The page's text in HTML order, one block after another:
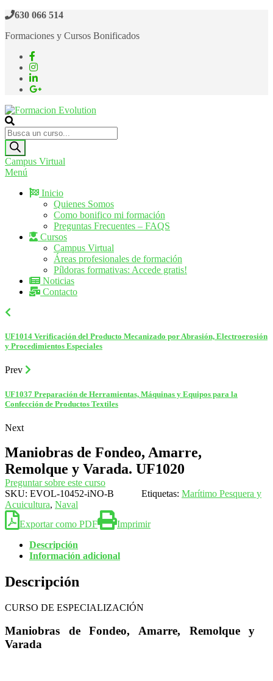
Saltar
contenido
630 066 514
Formaciones y Cursos Bonificados
Formacion Evolution
Cursos de formación continua
Búsqueda
de
productos
Campus Virtual
Menú
Inicio
Quienes Somos
Como bonifico mi formación
Preguntas Frecuentes – FAQS
Cursos
Campus Virtual
Áreas profesionales de formación
Píldoras formativas: Accede gratis!
Noticias
Contacto
UF1014 Verificación del Producto Mecanizado por Abrasión, Electroerosión
y Procedimientos Especiales
Prev
UF1037 Preparación de Herramientas, Máquinas y Equipos para la
Confección de Productos Textiles
Next
Maniobras de Fondeo, Amarre,
Remolque y Varada. UF1020
Preguntar sobre este curso
SKU: EVOL-10452-iNO-B Etiquetas: Marítimo Pesquera y
Acuicultura, Naval
Exportar como PDF
Imprimir
Descripción
Información adicional
Descripción
CURSO DE ESPECIALIZACIÓN
Maniobras de Fondeo, Amarre, Remolque y
Varada